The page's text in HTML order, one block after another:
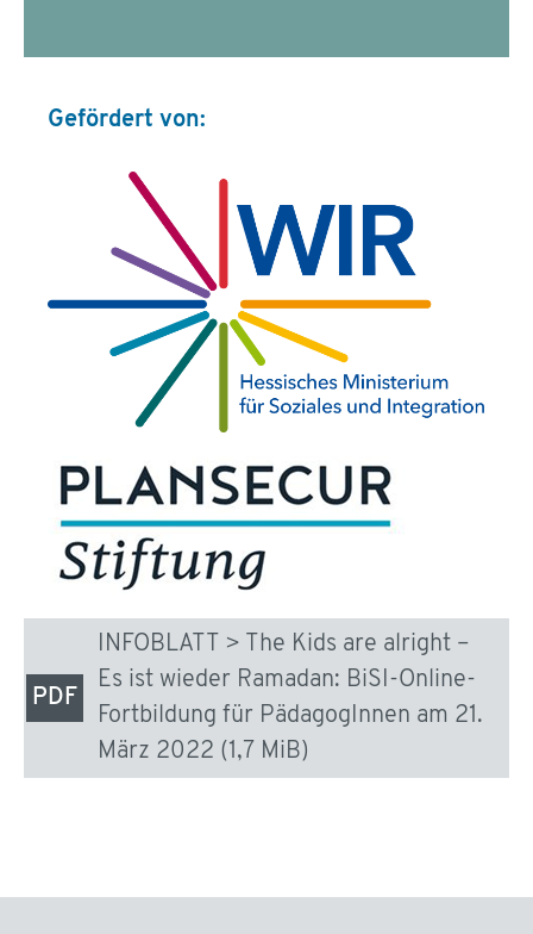
Gefördert von:
INFOBLATT > The Kids are alright –
Es ist wieder Ramadan: BiSI-Online-
Fortbildung für PädagogInnen am 21.
März 2022 (1,7 MiB)